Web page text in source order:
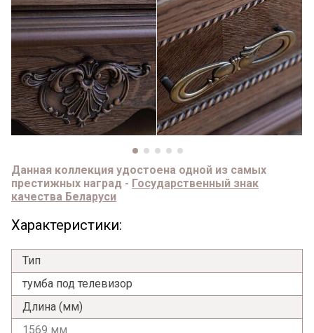
Данная коллекция удостоена одной из самых
престижных наград - Государственный знак
качества Беларуси
Характеристики:
Тип
тумба под телевизор
Длина (мм)
1569 мм